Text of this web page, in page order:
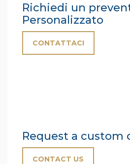
Richiedi un
Personalizzato
CONTATTACI
Request a custom
CONTACT US